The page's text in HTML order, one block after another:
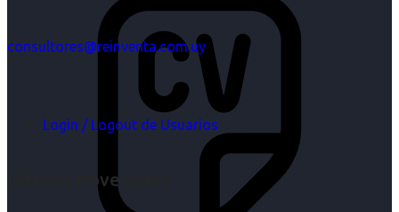
consultores@reinventa.com.uy
Login / Logout de Usuarios
Últimas Novedades